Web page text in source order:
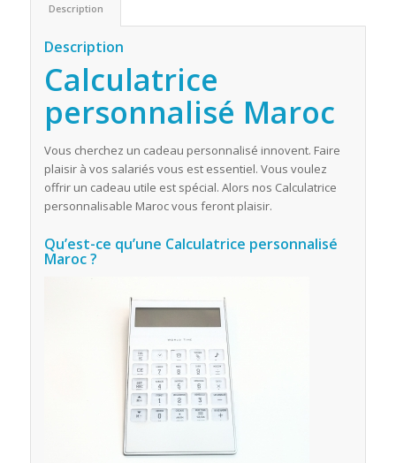
Description
Description
Calculatrice
personnalisé Maroc
Vous cherchez un cadeau personnalisé innovent. Faire
plaisir à vos salariés vous est essentiel. Vous voulez
offrir un cadeau utile est spécial. Alors nos Calculatrice
personnalisable Maroc vous feront plaisir.
Qu’est-ce qu’une Calculatrice personnalisé
Maroc ?